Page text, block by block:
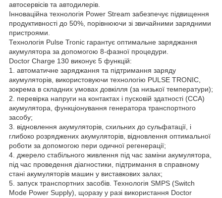
автосервісів та автодилерів.
Інноваційна технологія Power Stream забезпечує підвищення
продуктивності до 50%, порівнюючи зі звичайними зарядними
пристроями.
Технологія Pulse Tronic гарантує оптимальне заряджання
акумулятора за допомогою 8-фазної процедури.
Doctor Charge 130 виконує 5 функцій:
1. автоматичне заряджання та підтримання заряду
акумуляторів, використовуючи технологію PULSE TRONIC,
зокрема в складних умовах довкілля (за низької температури);
2. перевірка напруги на контактах і пусковій здатності (CCA)
акумулятора, функціонування генератора транспортного
засобу;
3. відновлення акумуляторів, схильних до сульфатації, і
глибоко розряджених акумуляторів, відновлення оптимальної
роботи за допомогою пери одичної регенерації;
4. джерело стабільного живлення під час заміни акумулятора,
під час проведення діагностики, підтримання в справному
стані акумуляторів машин у виставкових залах;
5. запуск транспортних засобів. Технологія SMPS (Switch
Mode Power Supply), щоразу у разі використання Doctor